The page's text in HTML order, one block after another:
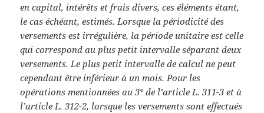
en capital, intérêts et frais divers, ces éléments étant,
le cas échéant, estimés.Lorsque la périodicité des
versements est irrégulière, la période unitaire est celle
qui correspond au plus petit intervalle séparant deux
versements. Le plus petit intervalle de calcul ne peut
cependant être inférieur à un mois.Pour les
opérations mentionnées au 3° de l’article L. 311-3 et à
l’article L. 312-2, lorsque les versements sont effectués